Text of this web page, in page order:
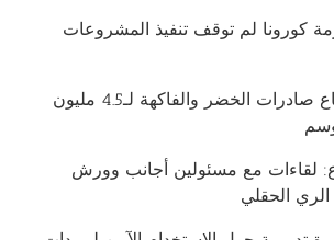
كورونا لم توقف تنفيذ المشروعات
الزراعة تعلن ارتفاع صادرات الخضر والفاكهة لـ4.5 مليون
لقاءات مع مسئولين أجانب وورش
الحقلي